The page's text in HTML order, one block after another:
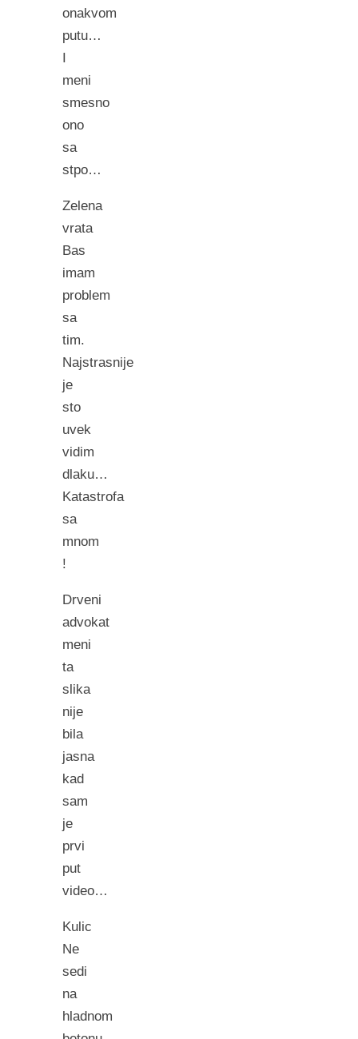
onakvom
putu…
I
meni
smesno
ono
sa
stpo…
Zelena
vrata
Bas
imam
problem
sa
tim.
Najstrasnije
je
sto
uvek
vidim
dlaku…
Katastrofa
sa
mnom
!
Drveni
advokat
meni
ta
slika
nije
bila
jasna
kad
sam
je
prvi
put
video…
Kulic
Ne
sedi
na
hladnom